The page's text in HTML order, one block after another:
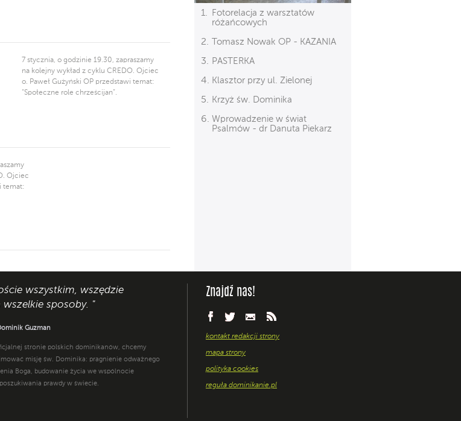
7 stycznia, o godzinie 19.30, zapraszamy
na kolejny wykład z cyklu CREDO. Ojciec
o. Paweł Gużyński OP przedstawi temat:
“Społeczne role chrześcijan”.
Ojciec
temat:
Fotorelacja z warsztatów
różańcowych
Tomasz Nowak OP - KAZANIA
PASTERKA
Klasztor przy ul. Zielonej
Krzyż św. Dominika
Wprowadzenie w świat
Psalmów - dr Danuta Piekarz
wszystkim, wszędzie
wszelkie sposoby. "
Guzman
stronie polskich dominikanów, chcemy
misję św. Dominika: pragnienie odważnego
Boga, budowanie życia we wspólnocie
prawdy w świecie.
Znajdź nas!
kontakt redakcji strony
mapa strony
polityka cookies
reguła dominikanie.pl